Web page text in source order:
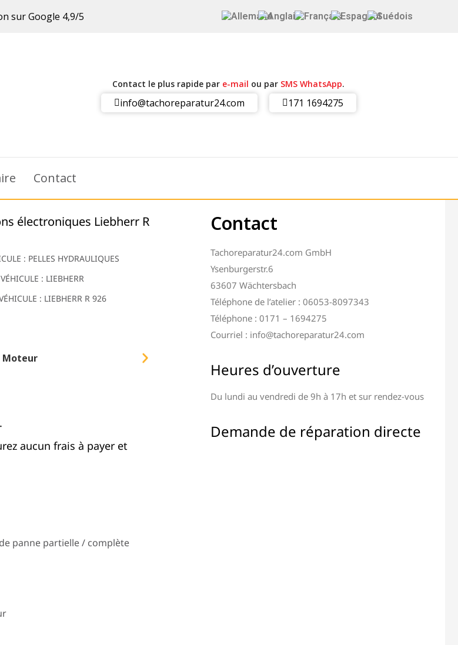
sur Google 4,9/5
Contact le plus rapide par e-mail ou par SMS WhatsApp.
info@tachoreparatur24.com 171 1694275
Contact
électroniques Liebherr R
: PELLES HYDRAULIQUES
: LIEBHERR
: LIEBHERR R 926
Moteur
aucun frais à payer et
panne partielle / complète
Contact
Tachoreparatur24.com GmbH
Ysenburgerstr.6
63607 Wächtersbach
Téléphone de l’atelier : 06053-8097343
Téléphone : 0171 – 1694275
Courriel : info@tachoreparatur24.com
Heures d’ouverture
Du lundi au vendredi de 9h à 17h et sur rendez-vous
Demande de réparation directe